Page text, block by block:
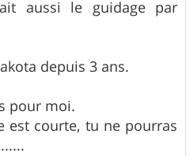
aussi le guidage par
depuis 3 ans.
pour moi.
est courte, tu ne pourras